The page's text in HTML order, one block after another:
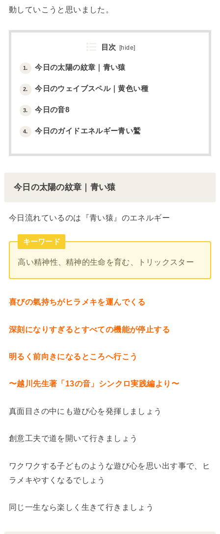
動していこうと思いました。
目次 [hide]
1. 今日の太陽の紋章｜青い猿
2. 今日のウェイブスペル｜黄色い種
3. 今日の音8
4. 今日のガイドエネルギー青い鷲
今日の太陽の紋章｜青い猿
今日流れているのは『青い猿』のエネルギー
キーワード
高い精神性、精神的生命を育む、トリックスター
喜びの氣持ちがヒラメキを運んでくる
深刻になりすぎるとすべての機能が停止する
明るく前向きになるところへ行こう
〜越川先生著「13の音」シンクロ実践編より〜
真面目さの中にも遊び心を発揮しましょう
創意工夫で道を開いて行きましょう
ワクワクする子どものような遊び心を思い出す事で、ヒ
ラメキやすくなるでしょう
同じ一生なら楽しく生きて行きましょう